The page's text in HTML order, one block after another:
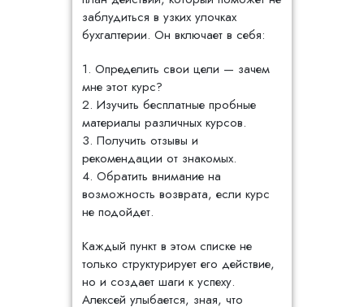
заблудиться в узких улочках
бухгалтерии. Он включает в себя:
1. Определить свои цели — зачем
мне этот курс?
2. Изучить бесплатные пробные
материалы различных курсов.
3. Получить отзывы и
рекомендации от знакомых.
4. Обратить внимание на
возможность возврата, если курс
не подойдет.
Каждый пункт в этом списке не
только структурирует его действие,
но и создает шаги к успеху.
Алексей улыбается, зная, что